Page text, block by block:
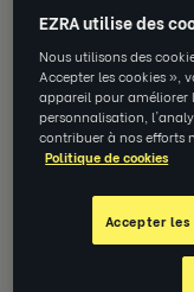
Se
KraftHeinz
nouvelle
savait que
perturbations
contactés
ses directeurs
EZRA utilise des
Nous utilisons des
Accepter les cookies »,
appareil pour améliorer
personnalisation,
contribuer à nos efforts
Politique de cookies
Accepter